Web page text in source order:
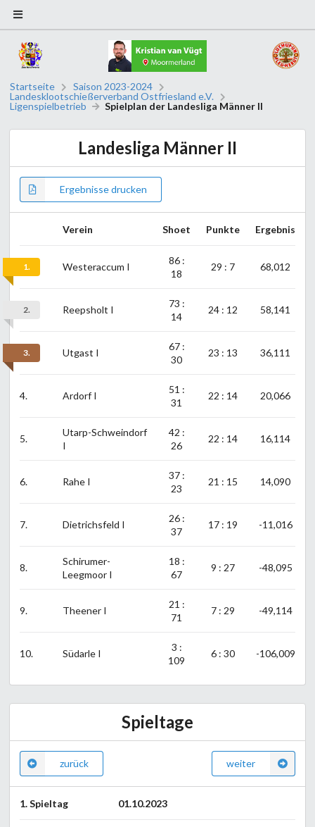
Startseite
Saison 2023-2024
Landesklootschießerverband Ostfriesland e.V.
Ligenspielbetrieb
Spielplan der Landesliga Männer II
Landesliga Männer II
Ergebnisse drucken
Verein Shoet Punkte Ergebnis
1. Westeraccum I
86 :
18
29 : 7 68,012
2. Reepsholt I
73 :
14
24 : 12 58,141
3. Utgast I
67 :
30
23 : 13 36,111
4. Ardorf I
51 :
31
22 : 14 20,066
5.
Utarp-Schweindorf
I
42 :
26
22 : 14 16,114
6. Rahe I
37 :
23
21 : 15 14,090
7. Dietrichsfeld I
26 :
37
17 : 19 -11,016
8.
Schirumer-
Leegmoor I
18 :
67
9 : 27 -48,095
9. Theener I
21 :
71
7 : 29 -49,114
10. Südarle I
3 :
109
6 : 30 -106,009
Spieltage
zurück weiter
1. Spieltag 01.10.2023